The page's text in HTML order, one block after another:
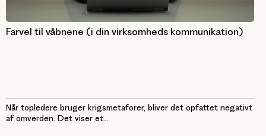
Farvel til våbnene (i din virksomheds kommunikation)
Når topledere bruger krigsmetaforer, bliver det opfattet negativt
af omverden. Det viser et...